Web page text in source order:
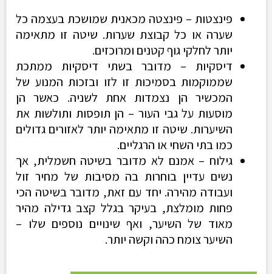
פינצטות – פינצטה מכאנית שמושכת בעצמה כל
שערה או כל קבוצת שערות. שיטה זו מתאימה
יותר לחלקי גוף קטנים ומרוכזים.
דיסקיות – מדובר בשתי דיסקיות ממתכת
שממוקמות בסמיכות זו לזו ובזכות המנוע של
המכשיר הן נצמדות אחת לשניה. כאשר הן
מוסעות על גבי העור – הן תופסות ותולשות את
השיערות. שיטה זו מתאימה יותר לאזורים גדולים
כמו בתי השחי או הרגליים.
גילוח – אמנם לא מדובר בשיטה חשמלית, אך
נשים עדיין בוחרות בה מסיבות של מחיר זול
ועבודה מהירה. יחד עם זאת, מדובר בשיטה הכי
פחות מומלצת, בעיקר בגלל קצב גדילה מהיר
מאוד של השיער, ואף שינויים נוספים שלו –
השיער צומח כהה וקשה יותר.